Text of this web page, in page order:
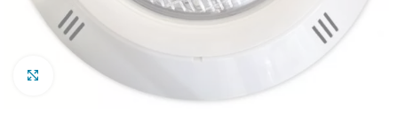
Clic para ampliar